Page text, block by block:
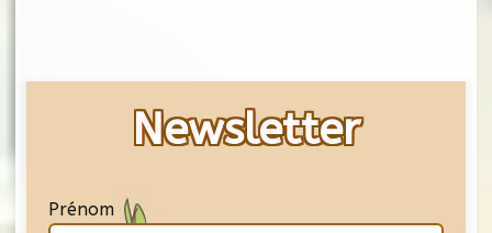
Newsletter
Prénom